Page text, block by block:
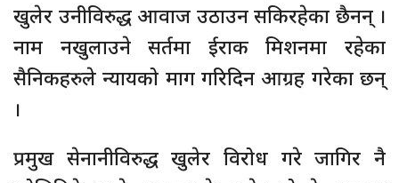
खुलेर उनीविरुद्ध आवाज उठाउन सकिरहेका छैनन् ।
नाम नखुलाउने सर्तमा ईराक मिशनमा रहेका
सैनिकहरुले न्यायको माग गरिदिन आग्रह गरेका छन्
।
प्रमुख सेनानीविरुद्ध खुलेर विरोध गरे जागिर नै